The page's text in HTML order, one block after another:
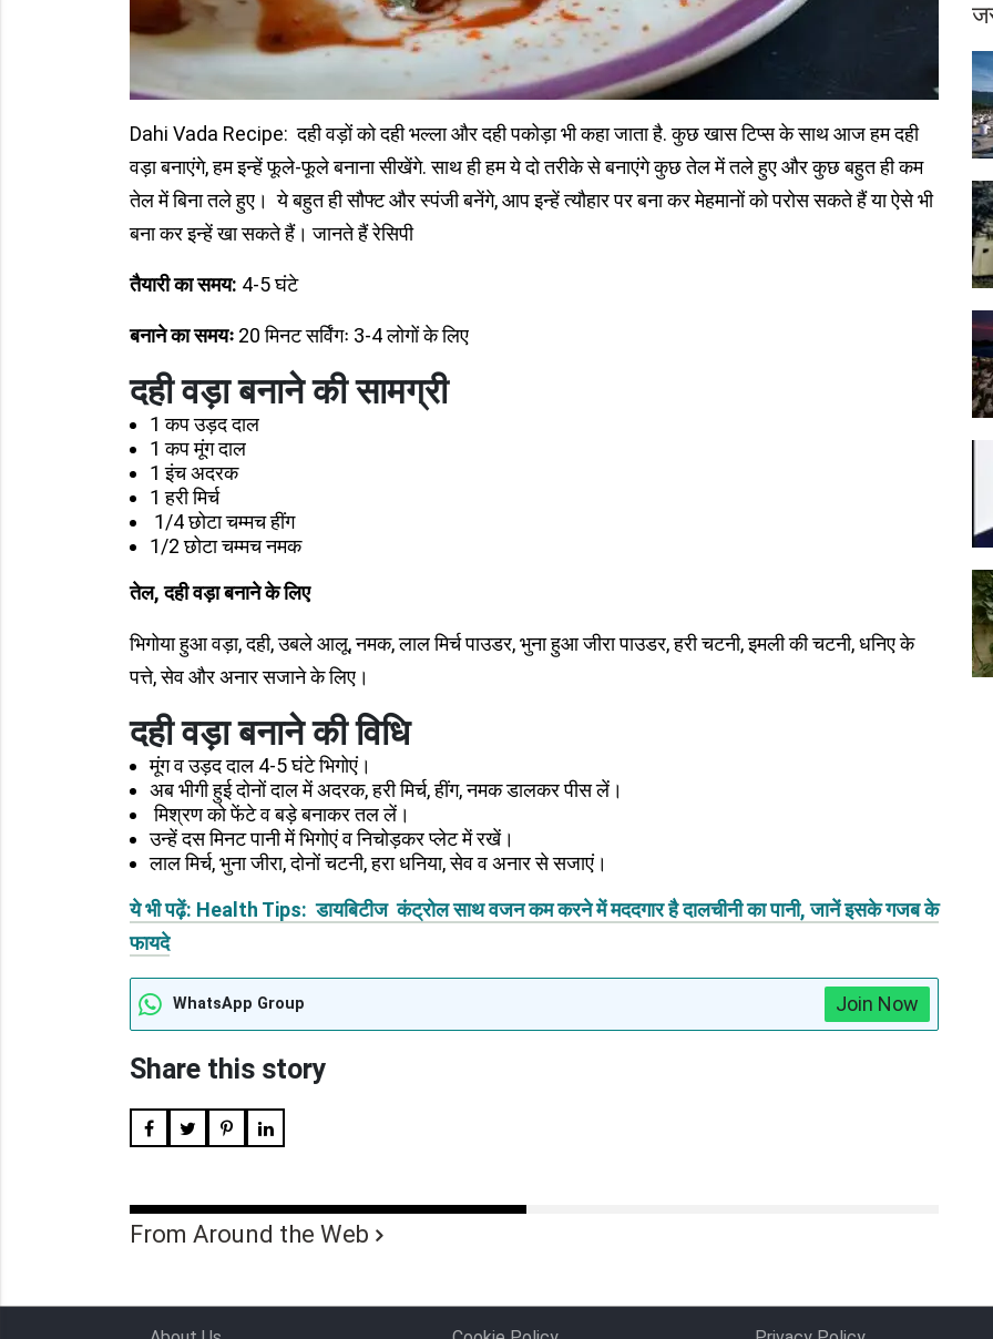
Dahi Vada Recipe: दही वड़ों को दही भल्ला और दही पकोड़ा भी कहा जाता है. कुछ खास टिप्स के साथ आज हम दही
वड़ा बनाएंगे, हम इन्हें फूले-फूले बनाना सीखेंगे. साथ ही हम ये दो तरीके से बनाएंगे कुछ तेल में तले हुए और कुछ बहुत ही कम
तेल में बिना तले हुए। ये बहुत ही सौफ्ट और स्पंजी बनेंगे, आप इन्हें त्यौहार पर बना कर मेहमानों को परोस सकते हैं या ऐसे भी
बना कर इन्हें खा सकते हैं। जानते हैं रेसिपी
तैयारी का समय: 4-5 घंटे
बनाने का समयः 20 मिनट सर्विंगः 3-4 लोगों के लिए
दही वड़ा बनाने की सामग्री
1 कप उड़द दाल
1 कप मूंग दाल
1 इंच अदरक
1 हरी मिर्च
1/4 छोटा चम्मच हींग
1/2 छोटा चम्मच नमक
तेल, दही वड़ा बनाने के लिए
भिगोया हुआ वड़ा, दही, उबले आलू, नमक, लाल मिर्च पाउडर, भुना हुआ जीरा पाउडर, हरी चटनी, इमली की चटनी, धनिए के
पत्ते, सेव और अनार सजाने के लिए।
दही वड़ा बनाने की विधि
मूंग व उड़द दाल 4-5 घंटे भिगोएं।
अब भीगी हुई दोनों दाल में अदरक, हरी मिर्च, हींग, नमक डालकर पीस लें।
मिश्रण को फेंटे व बड़े बनाकर तल लें।
उन्हें दस मिनट पानी में भिगोएं व निचोड़कर प्लेट में रखें।
लाल मिर्च, भुना जीरा, दोनों चटनी, हरा धनिया, सेव व अनार से सजाएं।
ये भी पढ़ें: Health Tips: डायबिटीज कंट्रोल साथ वजन कम करने में मददगार है दालचीनी का पानी, जानें इसके गजब के
फायदे
WhatsApp Group Join Now
Share this story
From Around the Web